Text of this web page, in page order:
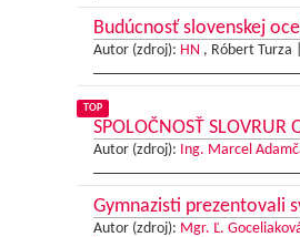
Budúcnosť slovenskej
Autor (zdroj): HN , Róbert Turza |
TOP
SPOLOČNOSŤ SLOVRUR
Autor (zdroj): Ing. Marcel
Gymnazisti prezentovali
Autor (zdroj): Mgr. Ľ.